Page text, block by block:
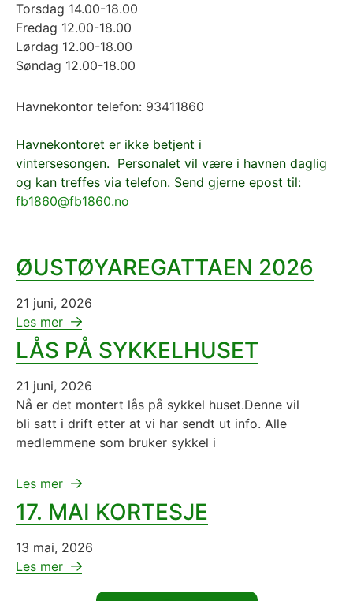
Torsdag 14.00-18.00
Fredag 12.00-18.00
Lørdag 12.00-18.00
Søndag 12.00-18.00
Havnekontor telefon: 93411860
Havnekontoret er ikke betjent i
vintersesongen. Personalet vil være i havnen daglig
og kan treffes via telefon. Send gjerne epost til:
fb1860@fb1860.no
ØUSTØYAREGATTAEN 2026
21 juni, 2026
Les mer
LÅS PÅ SYKKELHUSET
21 juni, 2026
Nå er det montert lås på sykkel huset.Denne vil
bli satt i drift etter at vi har sendt ut info. Alle
medlemmene som bruker sykkel i
Les mer
17. MAI KORTESJE
13 mai, 2026
Les mer